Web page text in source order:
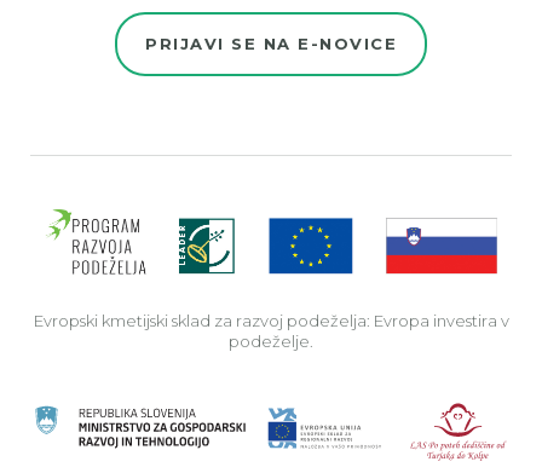
PRIJAVI SE NA E-NOVICE
Evropski kmetijski sklad za razvoj podeželja: Evropa investira v
podeželje.